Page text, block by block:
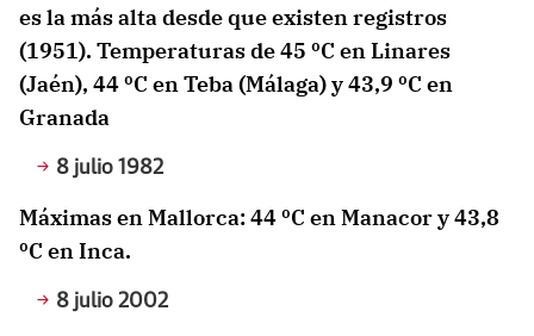
es la más alta desde que existen registros
(1951). Temperaturas de 45 ºC en Linares
(Jaén), 44 ºC en Teba (Málaga) y 43,9 ºC en
Granada
8 julio 1982
Máximas en Mallorca: 44 ºC en Manacor y 43,8
ºC en Inca.
8 julio 2002